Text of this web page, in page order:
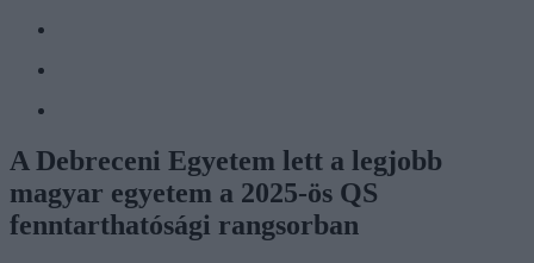
A Debreceni Egyetem lett a legjobb
magyar egyetem a 2025-ös QS
fenntarthatósági rangsorban